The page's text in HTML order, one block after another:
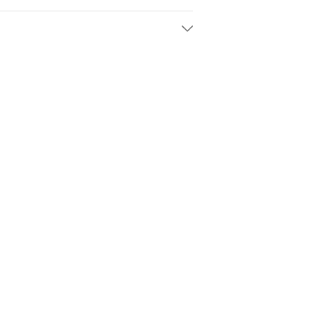
отлично впишется в любой
до современного. Идеальная